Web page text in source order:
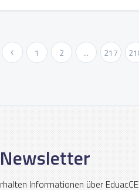
« Vorher 1 2 ... 217
Informationen über